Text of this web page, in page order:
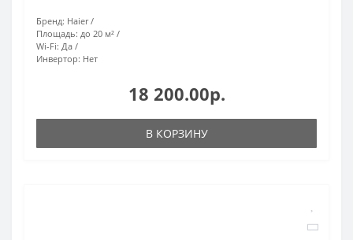
Бренд: Haier
Площадь: до 20 м²
Wi-Fi: Да
Инвертор: Нет
18 200.00р.
В КОРЗИНУ